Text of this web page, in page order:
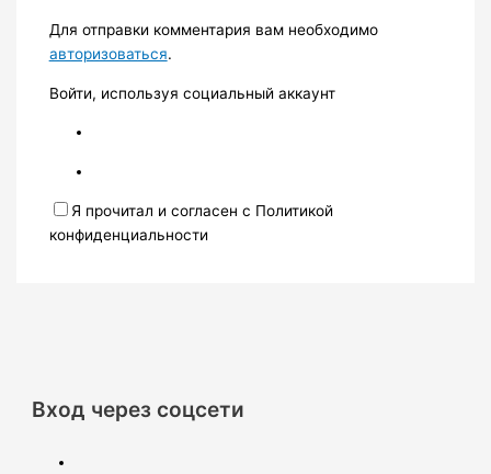
Для отправки комментария вам необходимо
авторизоваться.
Войти, используя социальный аккаунт
Я прочитал и согласен с Политикой
конфиденциальности
Вход через соцсети